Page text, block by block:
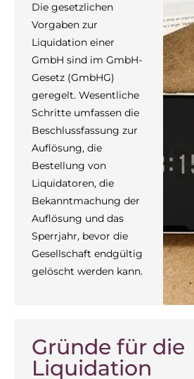
Die gesetzlichen
Vorgaben zur
Liquidation einer
GmbH sind im GmbH-
Gesetz (GmbHG)
geregelt. Wesentliche
Schritte umfassen die
Beschlussfassung zur
Auflösung, die
Bestellung von
Liquidatoren, die
Bekanntmachung der
Auflösung und das
Sperrjahr, bevor die
Gesellschaft endgültig
gelöscht werden kann.
Gründe für die
Liquidation